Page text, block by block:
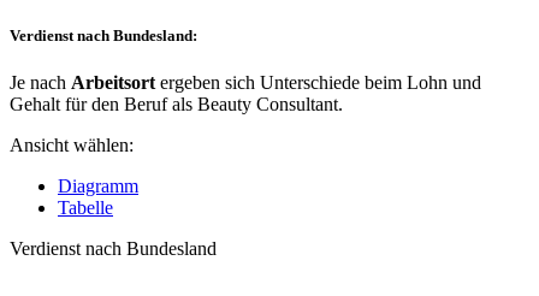
Verdienst nach Bundesland:
Je nach Arbeitsort ergeben sich Unterschiede beim Lohn und
Gehalt für den Beruf als Beauty Consultant.
Ansicht wählen:
Diagramm
Tabelle
Verdienst nach Bundesland